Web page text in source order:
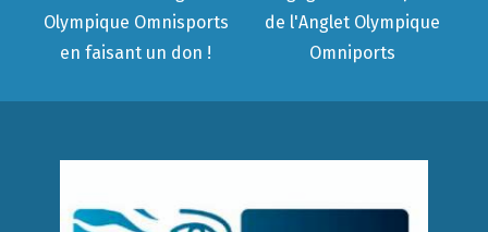
Olympique Omnisports
en faisant un don !
de l'Anglet Olympique
Omniports